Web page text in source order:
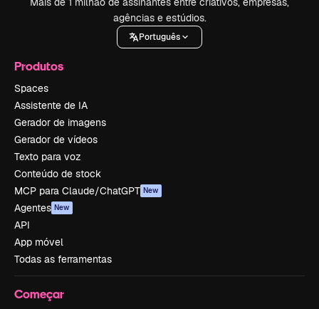
agências e estúdios.
Português
Produtos
Spaces
Assistente de IA
Gerador de imagens
Gerador de vídeos
Texto para voz
Conteúdo de stock
MCP para Claude/ChatGPT New
Agentes New
API
App móvel
Todas as ferramentas
Começar